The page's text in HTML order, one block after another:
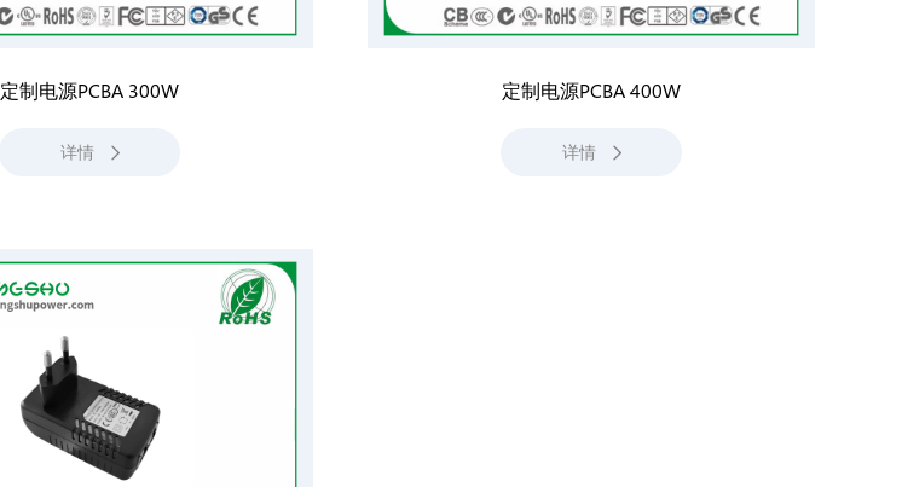
定制电源PCBA 300W
详情
定制电源PCBA 400W
详情